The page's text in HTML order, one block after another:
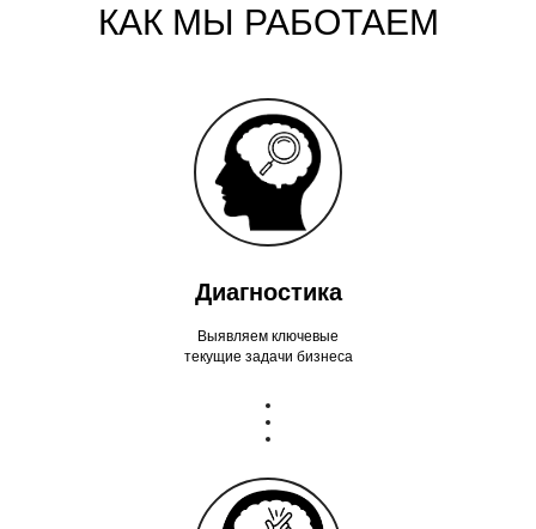
КАК МЫ РАБОТАЕМ
Диагностика
Выявляем ключевые
текущие задачи бизнеса